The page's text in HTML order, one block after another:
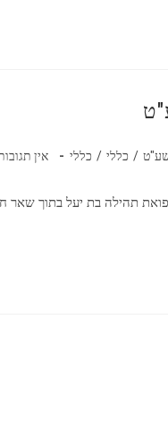
/ כללי / כללי תגובות:
אין
תהילה בת יעל בתוך שאר